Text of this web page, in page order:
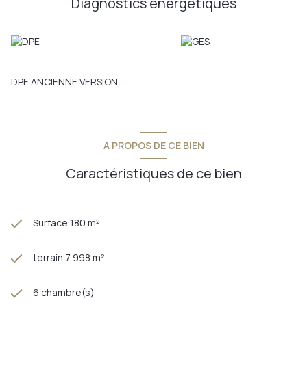
DPE ANCIENNE VERSION
A PROPOS DE CE BIEN
Caractéristiques de ce bien
Surface 180 m²
terrain 7 998 m²
6 chambre(s)